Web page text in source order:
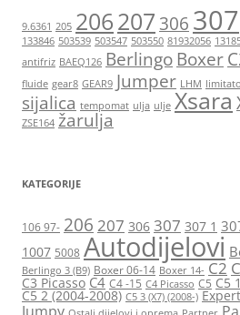
9.6361 205 206207 306 307
133846 503539 503547 503550 81932056
antifriz BAEQ126 Berlingo Boxer
fluide gear8 GEAR9 Jumper LHM
sijalica tempomat ulja ulje Xsara
ZSE164 žarulja
KATEGORIJE
106 97- 206 207 306 307 307 1
1007 5008 Autodijelovi
Berlingo 3 (B9) Boxer 06-14 Boxer 14- C2
C3 Picasso C4 C4 -15 C4 Picasso C5 C5
C5 2 (2004-2008) C5 3 (X7) (2008-) Expert
Jumpy